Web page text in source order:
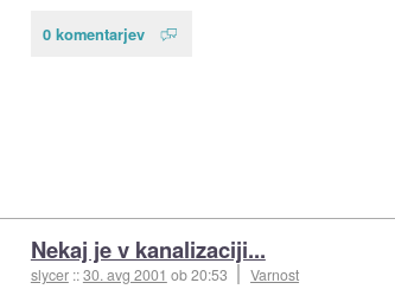
0 komentarjev
Nekaj je v kanalizaciji...
slycer ::30. avg 2001 ob 20:53
Varnost